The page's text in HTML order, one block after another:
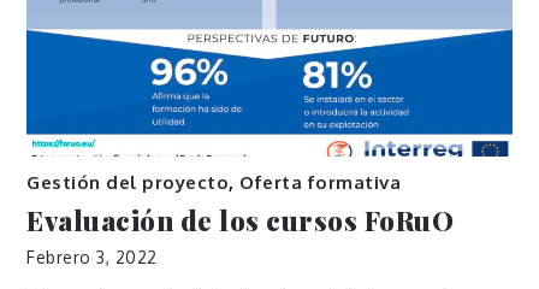
Gestión del proyecto, Oferta formativa
Evaluación de los cursos FoRuO
Febrero 3, 2022